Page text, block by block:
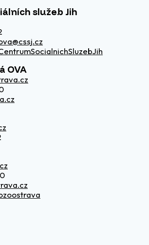
služeb Jih
OVA